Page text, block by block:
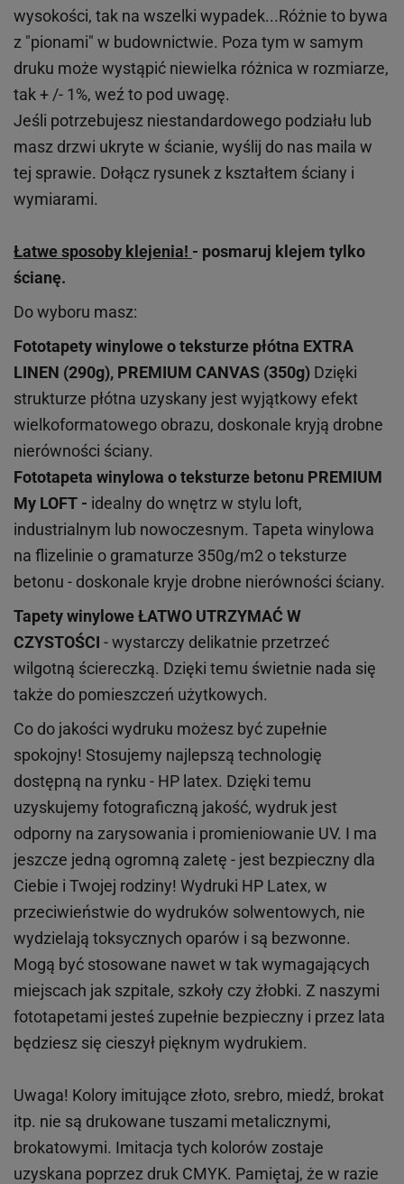
wysokości, tak na wszelki wypadek...Różnie to bywa
z "pionami" w budownictwie. Poza tym w samym
druku może wystąpić niewielka różnica w rozmiarze,
tak + /- 1%, weź to pod uwagę.
Jeśli potrzebujesz niestandardowego podziału lub
masz drzwi ukryte w ścianie, wyślij do nas maila w
tej sprawie. Dołącz rysunek z kształtem ściany i
wymiarami.
Łatwe sposoby klejenia! - posmaruj klejem tylko
ścianę.
Do wyboru masz:
Fototapety winylowe oteksturze płótna EXTRA
LINEN (290g), PREMIUM CANVAS (350g) Dzięki
strukturze płótna uzyskany jest wyjątkowy efekt
wielkoformatowego obrazu, doskonale kryją drobne
nierówności ściany.
Fototapeta winylowa oteksturze betonu PREMIUM
My LOFT - idealny do wnętrz w stylu loft,
industrialnym lub nowoczesnym. Tapeta winylowa
na flizelinie o gramaturze 350g/m2 o teksturze
betonu - doskonale kryje drobne nierówności ściany.
Tapety winyloweŁATWO UTRZYMAĆ W
CZYSTOŚCI - wystarczy delikatnie przetrzeć
wilgotną ściereczką. Dzięki temu świetnie nada się
także do pomieszczeń użytkowych.
Co do jakości wydruku możesz być zupełnie
spokojny! Stosujemy najlepszą technologię
dostępną na rynku - HP latex. Dzięki temu
uzyskujemy fotograficzną jakość, wydruk jest
odporny na zarysowania i promieniowanie UV. I ma
jeszcze jedną ogromną zaletę - jest bezpieczny dla
Ciebie i Twojej rodziny! Wydruki HP Latex, w
przeciwieństwie do wydruków solwentowych, nie
wydzielają toksycznych oparów i są bezwonne.
Mogą być stosowane nawet w tak wymagających
miejscach jak szpitale, szkoły czy żłobki. Z naszymi
fototapetami jesteś zupełnie bezpieczny i przez lata
będziesz się cieszył pięknym wydrukiem.
Uwaga! Kolory imitujące złoto, srebro, miedź, brokat
itp. nie są drukowane tuszami metalicznymi,
brokatowymi. Imitacja tych kolorów zostaje
uzyskana poprzez druk CMYK. Pamiętaj, że w razie